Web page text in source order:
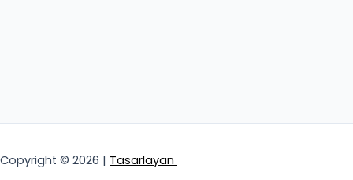
Copyright © 2026 | Tasarlayan